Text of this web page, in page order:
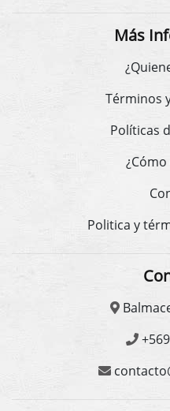
Más
Términos
Políticas
Politica y